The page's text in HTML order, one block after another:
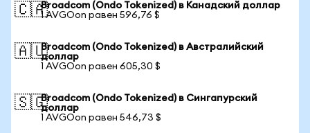
🇨🇦Broadcom (Ondo Tokenized) в Канадский доллар
1 AVGOon равен 596,76 $
🇦🇺Broadcom (Ondo Tokenized) в Австралийский
доллар
1 AVGOon равен 605,30 $
🇸🇬Broadcom (Ondo Tokenized) в Сингапурский
доллар
1 AVGOon равен 546,73 $